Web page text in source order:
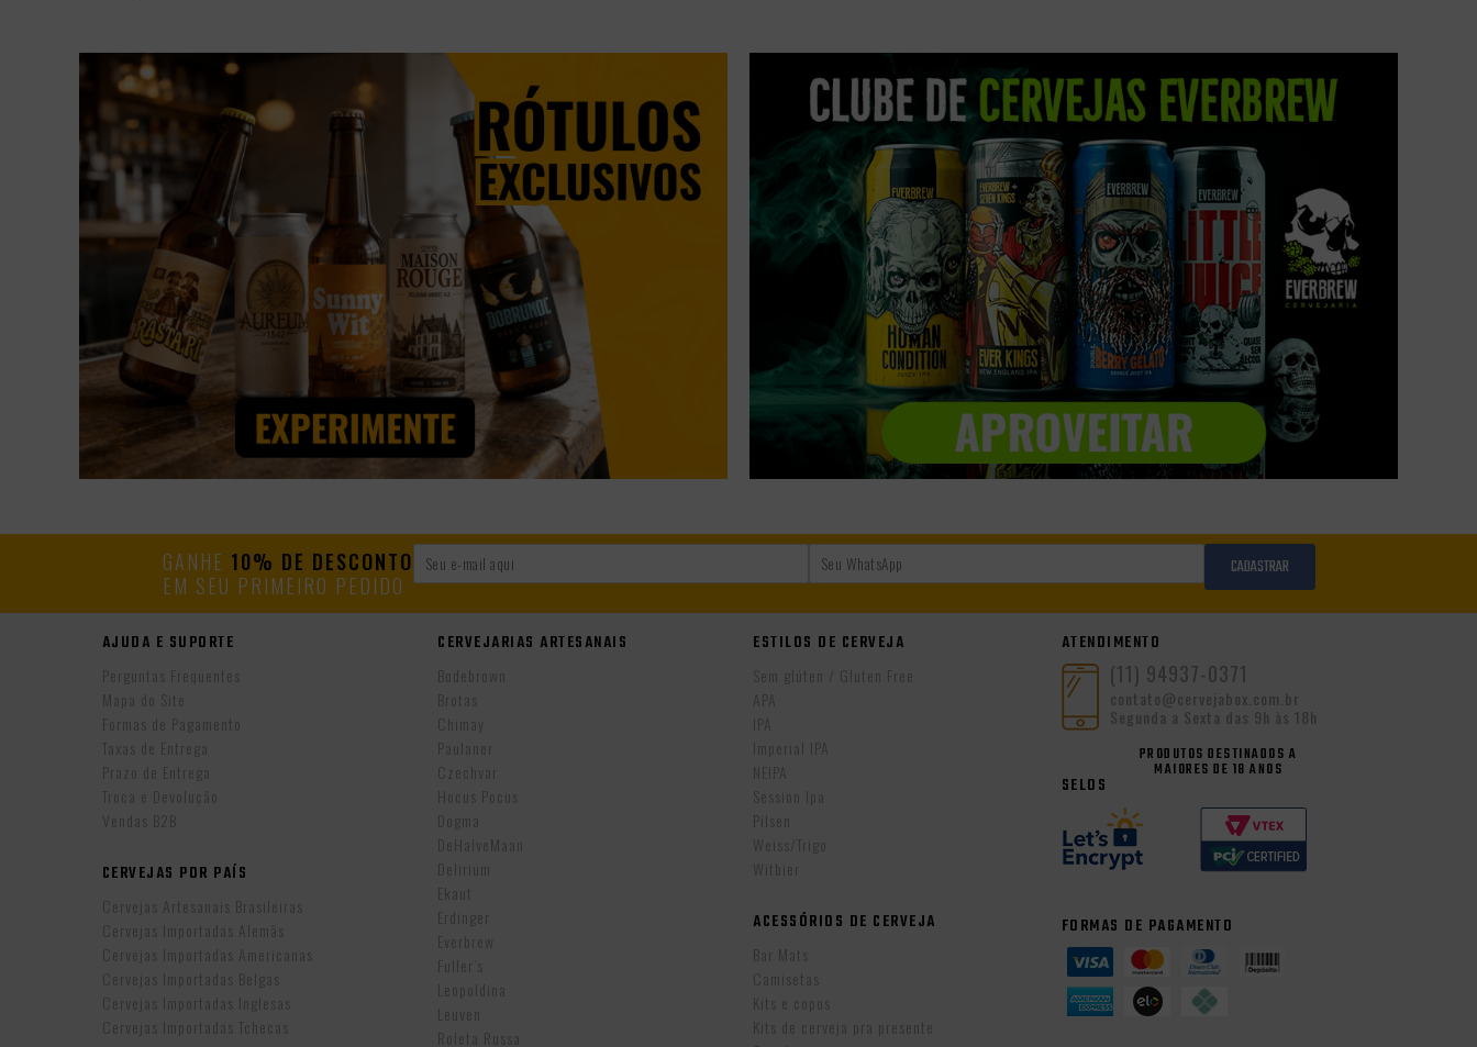
GANHE 10% DE DESCONTO
EM SEU PRIMEIRO PEDIDO
CADASTRAR
AJUDA E SUPORTE
Perguntas Frequentes
Mapa do Site
Formas de Pagamento
Taxas de Entrega
Prazo de Entrega
Troca e Devolução
Vendas B2B
CERVEJAS POR PAÍS
Cervejas Artesanais Brasileiras
Cervejas Importadas Alemãs
Cervejas Importadas Americanas
Cervejas Importadas Belgas
Cervejas Importadas Inglesas
Cervejas Importadas Tchecas
CERVEJARIAS ARTESANAIS
Bodebrown
Brotas
Chimay
Paulaner
Czechvar
Hocus Pocus
Dogma
DeHalveMaan
Delirium
Ekaut
Erdinger
Everbrew
Fuller’s
Leopoldina
Leuven
Roleta Russa
ESTILOS DE CERVEJA
Sem glúten / Gluten Free
APA
IPA
Imperial IPA
NEIPA
Session Ipa
Pilsen
Weiss/Trigo
Witbier
ACESSÓRIOS DE CERVEJA
Bar Mats
Camisetas
Kits e copos
Kits de cerveja pra presente
ATENDIMENTO
(11) 94937-0371
contato@cervejabox.com.br
Segunda a Sexta das 9h às 18h
PRODUTOS DESTINADOS A
MAIORES DE 18 ANOS
SELOS
FORMAS DE PAGAMENTO